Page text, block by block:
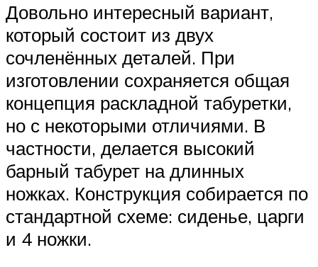
Довольно интересный вариант,
который состоит из двух
сочленённых деталей. При
изготовлении сохраняется общая
концепция раскладной табуретки,
но с некоторыми отличиями. В
частности, делается высокий
барный табурет на длинных
ножках. Конструкция собирается по
стандартной схеме: сиденье, царги
и 4 ножки.